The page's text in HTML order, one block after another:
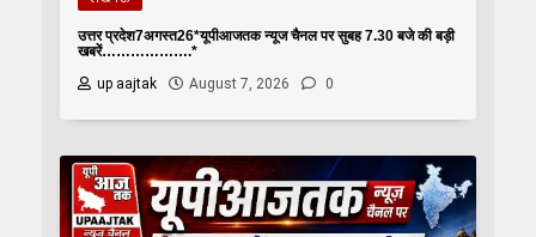
उत्तर प्रदेश7अगस्त26*यूपीआजतक न्यूज चैनल पर सुबह 7.30 बजे की बड़ी
खबरें……………….*
up aajtak
August 7, 2026 0